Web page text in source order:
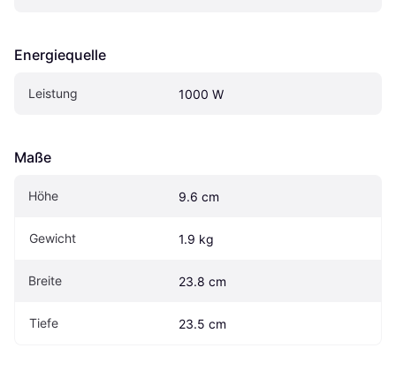
Energiequelle
Leistung 1000 W
Maße
Höhe 9.6 cm
Gewicht 1.9 kg
Breite 23.8 cm
Tiefe 23.5 cm